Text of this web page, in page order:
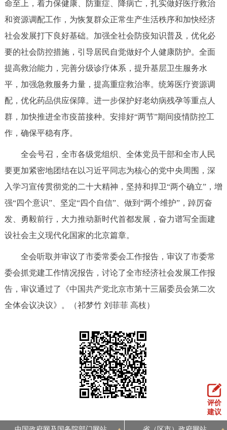
命至上，着力保健康、防重症、降病亡，扎实做好医疗救治
和资源调配工作，为恢复群众正常生产生活秩序和加快经济
社会发展打下良好基础。加强全社会防疫知识普及，优化必
要的社会防控措施，引导居民自觉做好个人健康防护。全面
提高救治能力，完善分级诊疗体系，提升基层卫生服务水
平，加强急救服务力量，提高重症救治率。统筹医疗资源调
配，优化药品供应保障。进一步保护好老幼病残孕等重点人
群，加快推进全市疫苗接种。安排好“两节”期间疫情防控工
作，确保平稳有序。
全会号召，全市各级党组织、全体党员干部和全市人民
要更加紧密地团结在以习近平同志为核心的党中央周围，深
入学习宣传贯彻党的二十大精神，坚持和捍卫“两个确立”，增
强“四个意识”、坚定“四个自信”、做到“两个维护”，踔厉奋
发、勇毅前行，大力推动新时代首都发展，奋力谱写全面建
设社会主义现代化国家的北京篇章。
全会听取并审议了市委常委会工作报告，审议了市委常
委会抓党建工作情况报告，讨论了全市经济社会发展工作报
告，审议通过了《中国共产党北京市第十三届委员会第二次
全体会议决议》。（祁梦竹 刘菲菲 高枝）
评价
建议